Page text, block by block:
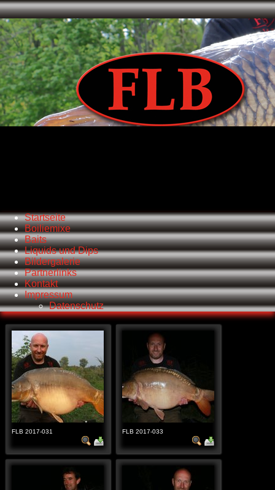
Startseite
Boiliemixe
Baits
Liquids und Dips
Bildergalerie
Partnerlinks
Kontakt
Impressum
Datenschutz
FLB 2017-031 FLB 2017-033